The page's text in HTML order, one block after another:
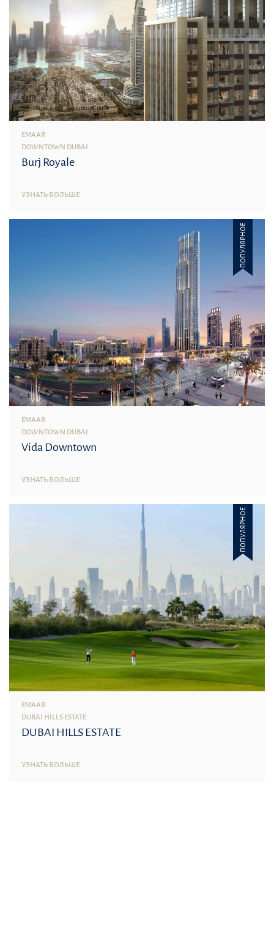
EMAAR
DOWNTOWN DUBAI
Burj Royale
УЗНАТЬ БОЛЬШЕ
ПОПУЛЯРНОЕ
EMAAR
DOWNTOWN DUBAI
Vida Downtown
УЗНАТЬ БОЛЬШЕ
ПОПУЛЯРНОЕ
EMAAR
DUBAI HILLS ESTATE
DUBAI HILLS ESTATE
УЗНАТЬ БОЛЬШЕ